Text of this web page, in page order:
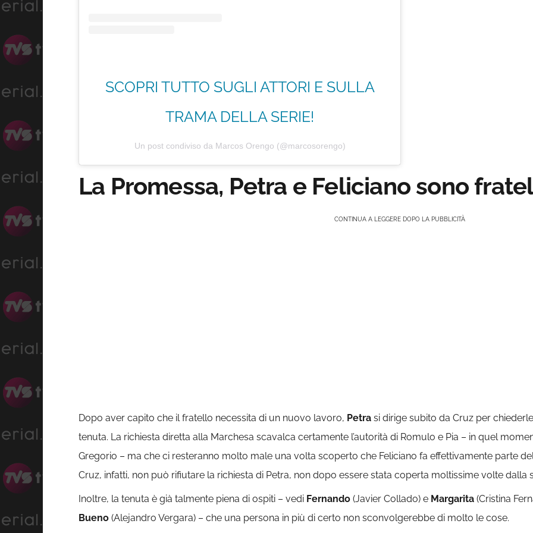
SCOPRI TUTTO SUGLI ATTORI E SULLA
TRAMA DELLA SERIE!
Un post condiviso da Marcos Orengo (@marcosorengo)
La Promessa, Petra e Feliciano sono
CONTINUA A LEGGERE DOPO LA PUBBLICITÀ
Dopo aver capito che il fratello necessita di un nuovo lavoro, Petra si dirige subito da Cruz per
tenuta. La richiesta diretta alla Marchesa scavalca certamente l’autorità di Romulo e Pia – in quel
Gregorio – ma che ci resteranno molto male una volta scoperto che Feliciano fa effettivamente parte
Cruz, infatti, non può rifiutare la richiesta di Petra, non dopo essere stata coperta moltissime volte dalla
Inoltre, la tenuta è già talmente piena di ospiti – vedi Fernando (Javier Collado) e Margarita (Cristina
Bueno (Alejandro Vergara) – che una persona in più di certo non sconvolgerebbe di molto le cose.